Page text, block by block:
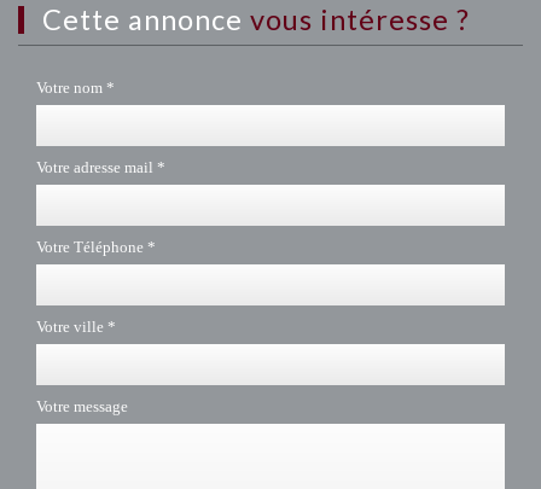
cette annonce vous intéresse ?
Votre nom *
Votre adresse mail *
Votre Téléphone *
Votre ville *
Votre message